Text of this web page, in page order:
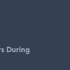
During